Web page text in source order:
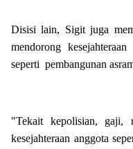
Disisi lain, Sigit juga
mendorong
seperti pembangunan
"Tekait kepolisian, gaji,
kesejahteraan anggota